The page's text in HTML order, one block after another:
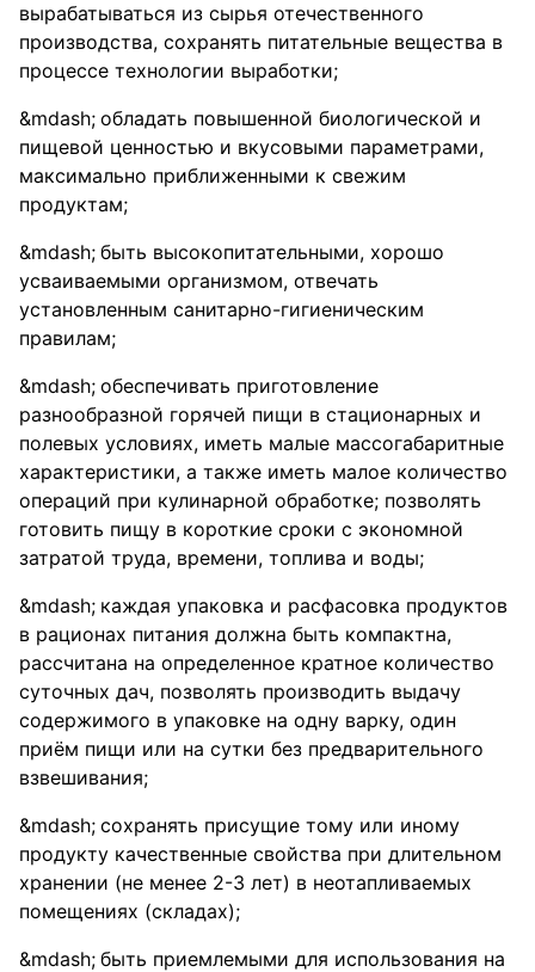
вырабатываться из сырья отечественного
производства, сохранять питательные вещества в
процессе технологии выработки;
обладать повышенной биологической и
пищевой ценностью и вкусовыми параметрами,
максимально приближенными к свежим
продуктам;
быть высокопитательными, хорошо
усваиваемыми организмом, отвечать
установленным санитарно-гигиеническим
правилам;
обеспечивать приготовление
разнообразной горячей пищи в стационарных и
полевых условиях, иметь малые массогабаритные
характеристики, а также иметь малое количество
операций при кулинарной обработке; позволять
готовить пищу в короткие сроки с экономной
затратой труда, времени, топлива и воды;
каждая упаковка и расфасовка продуктов
в рационах питания должна быть компактна,
рассчитана на определенное кратное количество
суточных дач, позволять производить выдачу
содержимого в упаковке на одну варку, один
приём пищи или на сутки без предварительного
взвешивания;
сохранять присущие тому или иному
продукту качественные свойства при длительном
хранении (не менее 2-3 лет) в неотапливаемых
помещениях (складах);
быть приемлемыми для использования на